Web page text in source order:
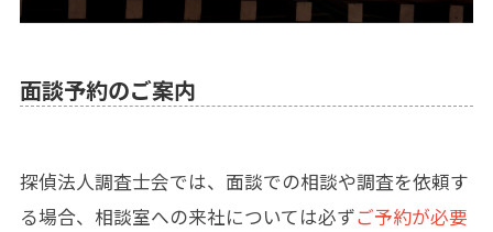
面談予約のご案内
探偵法人調査士会では、面談での相談や調査を依頼す
る場合、相談室への来社については必ずご予約が必要